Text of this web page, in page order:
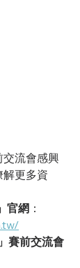
交流會感興
更多資
官網 ：
賽前交流會